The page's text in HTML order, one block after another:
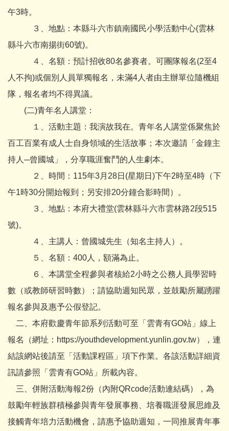
午3時。
３、地點：本縣斗六市鎮南國民小學活動中心(雲林
縣斗六市南揚街60號)。
４、名額：預計招收80名參賽者。可團隊報名(2至4
人不拘)或個別人員單獨報名，未滿4人者由主辦單位隨機組
隊，報名者均不得異議。
(二)青年名人講堂：
１、活動主題：我演故我在。青年名人講堂係聚焦於
百工百業有成人士自身領域的生活故事；本次邀請「金鐘主
持人─曾國城」，分享職涯奮鬥的人生劇本。
２、時間：115年3月28日(星期日)下午2時至4時（下
午1時30分開始報到；另安排20分鐘合影時間）。
３、地點：本府大禮堂(雲林縣斗六市雲林路2段515
號)。
４、主講人：曾國城先生（知名主持人）。
５、名額：400人，額滿為止。
６、本講堂全程參與者核給2小時之公務人員學習時
數（或教師研習時數）；請協助週知民眾，並鼓勵所屬踴躍
報名參與及惠予公假登記。
二、本府歡慶青年節系列活動可至「雲青有GO站」線上
報名（網址： https://youthdevelopment.yunlin.gov.tw），連
結該網站後請至「活動課程區」項下作業。各該活動詳細資
訊請參照「雲青有GO站」所載內容。
三、併附活動海報2份（內附QRcode活動連結碼），為
鼓勵年輕族群積極參與青年發展事務、培養職涯發展思維及
接觸青年培力活動機會，請惠予協助週知，一同推展青年事